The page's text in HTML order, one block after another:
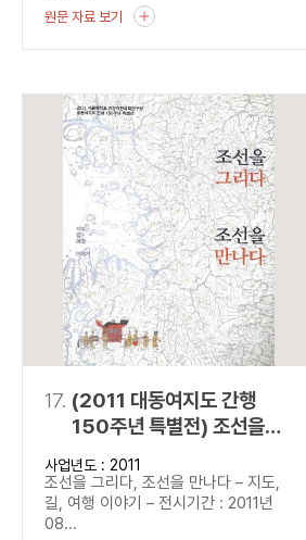
원문 자료 보기
17. (2011 대동여지도 간행
150주년 특별전) 조선을
그리다, 조선을 만나다
사업년도 : 2011
조선을 그리다, 조선을 만나다 – 지도,
길, 여행 이야기 – 전시기간 : 2011년
08...